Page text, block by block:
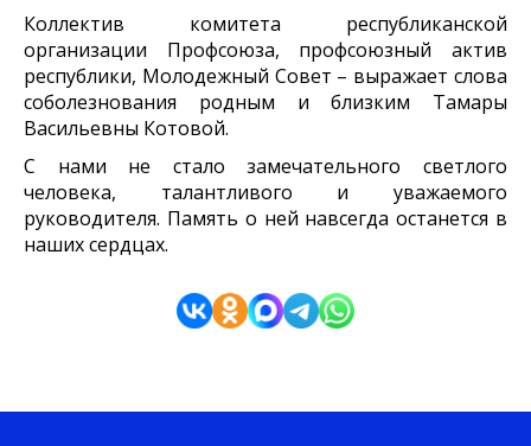
Коллектив комитета республиканской
организации Профсоюза, профсоюзный актив
республики, Молодежный Совет – выражает слова
соболезнования родным и близким Тамары
Васильевны Котовой.
С нами не стало замечательного светлого
человека, талантливого и уважаемого
руководителя. Память о ней навсегда останется в
наших сердцах.